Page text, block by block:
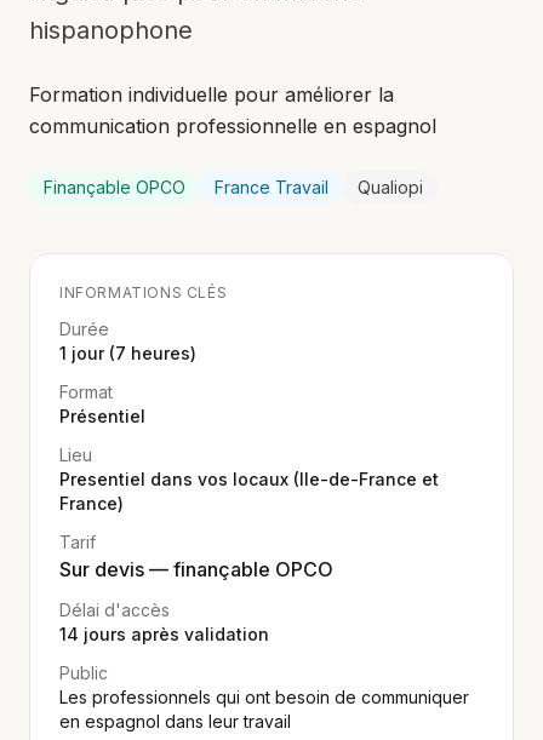
hispanophone
Formation individuelle pour améliorer la
communication professionnelle en espagnol
Finançable OPCO France Travail Qualiopi
INFORMATIONS CLÉS
Durée
1 jour (7 heures)
Format
Présentiel
Lieu
Presentiel dans vos locaux (Ile-de-France et
France)
Tarif
Sur devis — finançable OPCO
Délai d'accès
14 jours après validation
Public
Les professionnels qui ont besoin de communiquer
en espagnol dans leur travail